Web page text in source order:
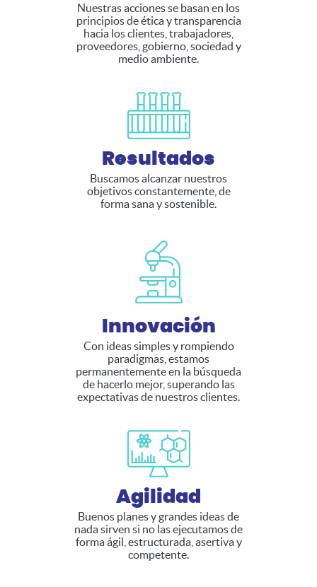
Nuestras acciones se basan en los
principios de ética y transparencia
hacia los clientes, trabajadores,
proveedores, gobierno, sociedad y
medio ambiente.
Resultados
Buscamos alcanzar nuestros
objetivos constantemente, de
forma sana y sostenible.
Innovación
Con ideas simples y rompiendo
paradigmas, estamos
permanentemente en la búsqueda
de hacerlo mejor, superando las
expectativas de nuestros clientes.
Agilidad
Buenos planes y grandes ideas de
nada sirven si no las ejecutamos de
forma ágil, estructurada, asertiva y
competente.